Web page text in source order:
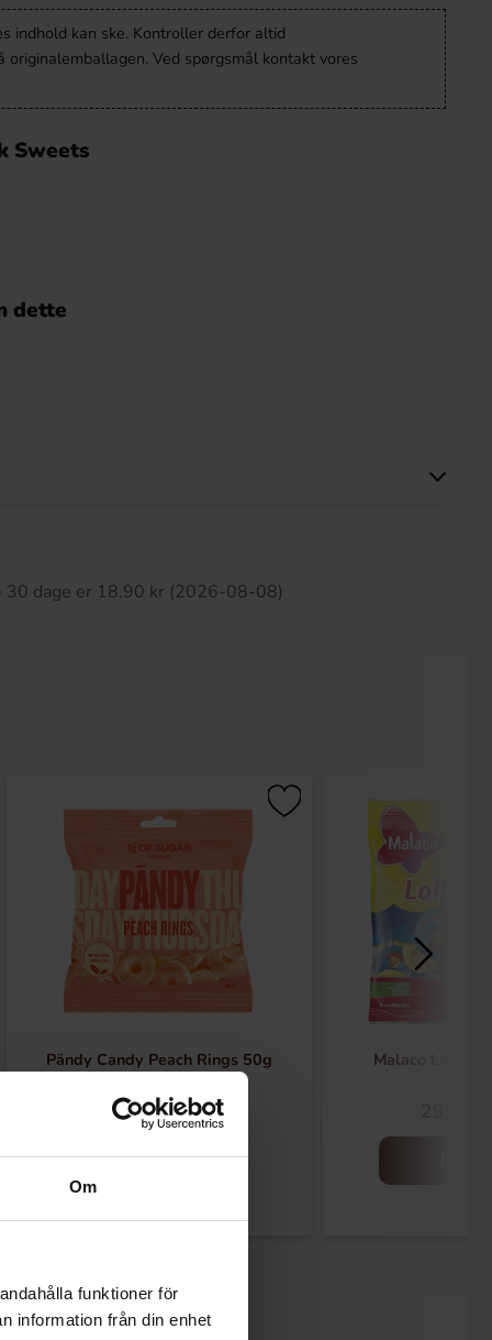
Om
funktioner för
information från din enhet
indhold kan ske. Kontroller derfor altid
originalemballagen. Ved spørgsmål kontakt vores
Sweets
dette
30 dage er 18.90 kr (2026-08-08)
Pändy Candy Peach Rings 50g
17.90 kr
Køb
Malaco